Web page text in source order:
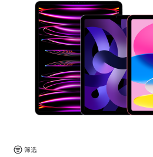
各
款
翻
新
iPad。
筛选